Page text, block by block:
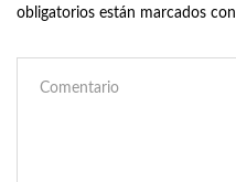
obligatorios están marcados con